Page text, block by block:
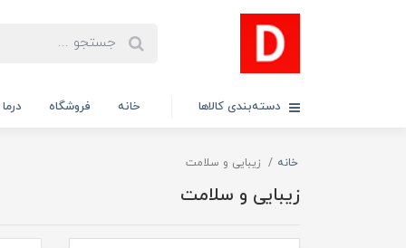
دسته‌بندی کالاها خانه فروشگاه
خانه زیبایی و سلامت
زیبایی و سلامت